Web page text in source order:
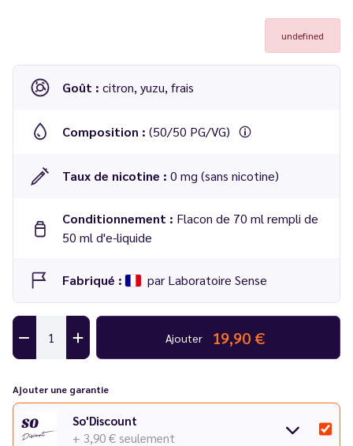
undefined
Goût : citron, yuzu, frais
Composition : (50/50 PG/VG)
Taux de nicotine : 0 mg (sans nicotine)
Conditionnement : Flacon de 70 ml rempli de
50 ml d'e-liquide
Fabriqué : par Laboratoire Sense
Ajouter 19,90 €
Ajouter une garantie
So'Discount
+ 3,90 € seulement